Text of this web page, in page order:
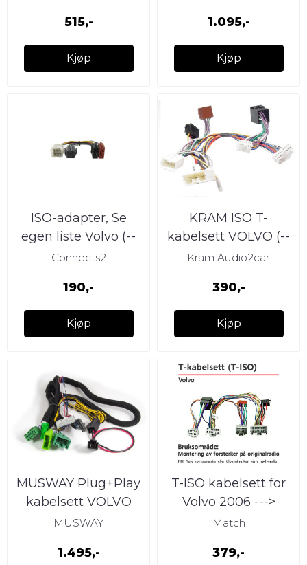
515,-
Kjøp
1.095,-
Kjøp
ISO-adapter, Se
egen liste Volvo (--
>1990)
Connects2
190,-
Kjøp
KRAM ISO T-
kabelsett VOLVO (--
> 2000)
Kram Audio2car
390,-
Kjøp
MUSWAY Plug+Play
kabelsett VOLVO
B&W Sound System
MUSWAY
1.495,-
T-ISO kabelsett for
Volvo 2006 --->
Match
379,-